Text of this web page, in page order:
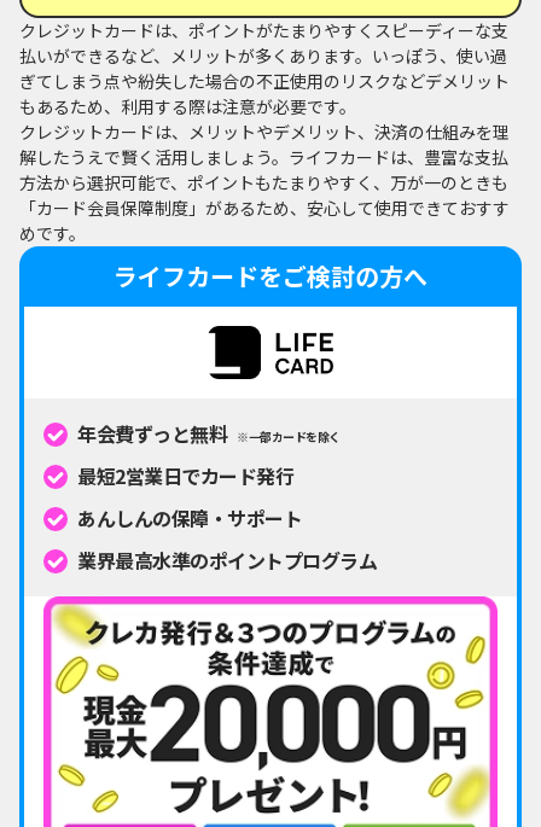
クレジットカードは、ポイントがたまりやすくスピーディーな支
払いができるなど、メリットが多くあります。いっぽう、使い過
ぎてしまう点や紛失した場合の不正使用のリスクなどデメリット
もあるため、利用する際は注意が必要です。
クレジットカードは、メリットやデメリット、決済の仕組みを理
解したうえで賢く活用しましょう。ライフカードは、豊富な支払
方法から選択可能で、ポイントもたまりやすく、万が一のときも
「カード会員保障制度」があるため、安心して使用できておすす
めです。
ライフカードをご検討の方へ
年会費ずっと無料 ※一部カードを除く
最短2営業日でカード発行
あんしんの保障・サポート
業界最高水準のポイントプログラム